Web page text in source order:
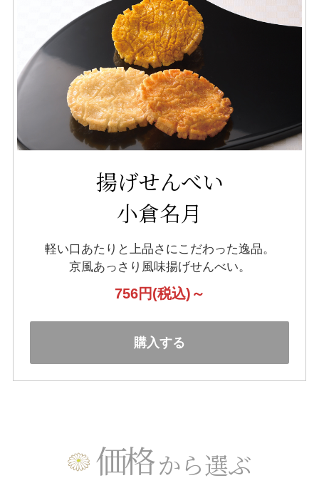
揚げせんべい
小倉名月
軽い口あたりと上品さにこだわった逸品。
京風あっさり風味揚げせんべい。
756円(税込)～
購入する
価格から選ぶ